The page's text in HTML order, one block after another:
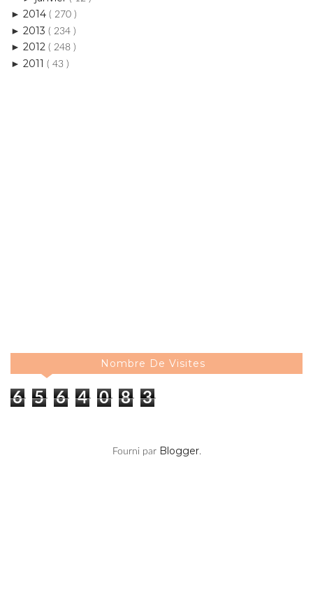
► 2014 ( 270 )
► 2013 ( 234 )
► 2012 ( 248 )
► 2011 ( 43 )
Nombre De Visites
6 5 6 4 0 8 3
Fourni par Blogger.